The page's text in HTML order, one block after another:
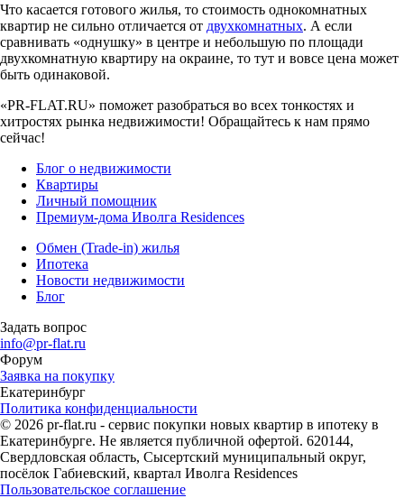
Что касается готового жилья, то стоимость однокомнатных
квартир не сильно отличается от двухкомнатных. А если
сравнивать «однушку» в центре и небольшую по площади
двухкомнатную квартиру на окраине, то тут и вовсе цена может
быть одинаковой.
«PR-FLAT.RU» поможет разобраться во всех тонкостях и
хитростях рынка недвижимости! Обращайтесь к нам прямо
сейчас!
Блог о недвижимости
Квартиры
Личный помощник
Премиум-дома Иволга Residences
Обмен (Trade-in) жилья
Ипотека
Новости недвижимости
Блог
Задать вопрос
info@pr-flat.ru
Форум
Заявка на покупку
Екатеринбург
Политика конфиденциальности
© 2026 pr-flat.ru - сервис покупки новых квартир в ипотеку в
Екатеринбурге. Не является публичной офертой. 620144,
Свердловская область, Сысертский муниципальный округ,
посёлок Габиевский, квартал Иволга Residences
Пользовательское соглашение